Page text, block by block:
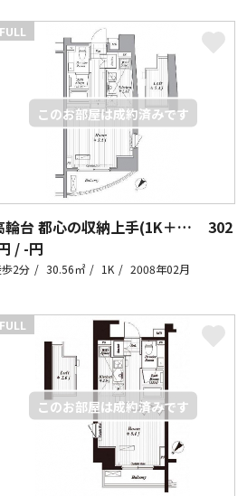
FULL
高輪台 都心の収納上手(1K＋ロフト)
302
/ -円
2分 30.56㎡ 1K 2008年02月
FULL